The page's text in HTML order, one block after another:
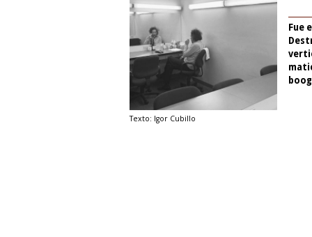
Texto: Igor Cubillo
Fue